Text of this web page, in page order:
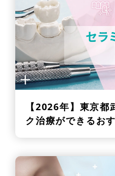
【2026年】 東京都
ク治療ができるお